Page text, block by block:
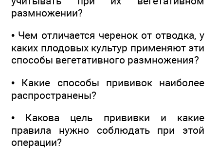
размножении?
• Чем отличается черенок от отводка, у
каких плодовых культур применяют эти
способы вегетативного размножения?
• Какие способы прививок наиболее
распространены?
• Какова цель прививки и какие
правила нужно соблюдать при этой
операции?